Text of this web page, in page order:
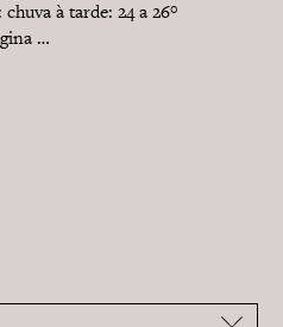
à tarde: 24 a 26°
…